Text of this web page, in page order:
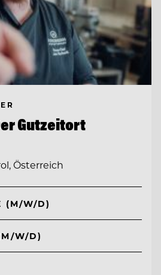
Gutzeitort
Österreich
(M/W/D)
W/D)